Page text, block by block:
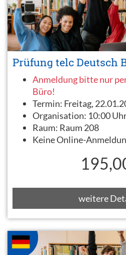
Prüfung telc Deutsch
Anmeldung bitte nur
Büro!
Termin: Freitag,
Organisation: 10:00
Raum: Raum 208
Keine Online-
weitere